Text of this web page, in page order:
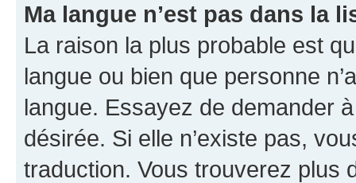
Ma langue n’est pas dans la
La raison la plus probable est
langue ou bien que personne
langue. Essayez de demander
désirée. Si elle n’existe pas,
traduction. Vous trouverez plus